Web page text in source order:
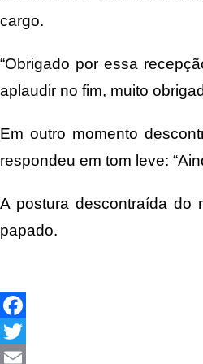
cargo.
“Obrigado por essa
aplaudir no fim, muito
Em outro momento
respondeu em tom leve:
A postura descontraída do
papado.
Facebook
Twitter